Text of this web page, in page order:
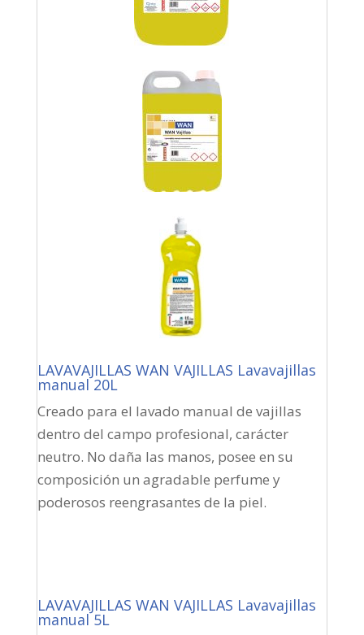
LAVAVAJILLAS WAN VAJILLAS Lavavajillas
manual 20L
Creado para el lavado manual de vajillas
dentro del campo profesional, carácter
neutro. No daña las manos, posee en su
composición un agradable perfume y
poderosos reengrasantes de la piel.
LAVAVAJILLAS WAN VAJILLAS Lavavajillas
manual 5L